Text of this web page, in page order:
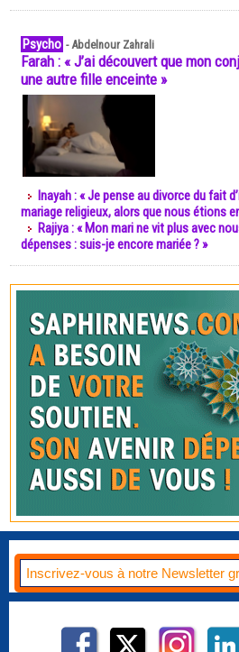
Psycho -Abdelnour Zahrali
Farah : « J’ai découvert que mon
une autre fille enceinte »
Inayah : « Je pense au divorce du fait
mariage religieux, alors que nous étions
Rajiya : « Mon mari ne vit plus avec
dépenses : suis-je encore mariée ? »